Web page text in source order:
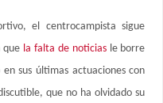
el centrocampista sigue
que la falta de noticiasle borre
sus últimas actuaciones con
que no ha olvidado su